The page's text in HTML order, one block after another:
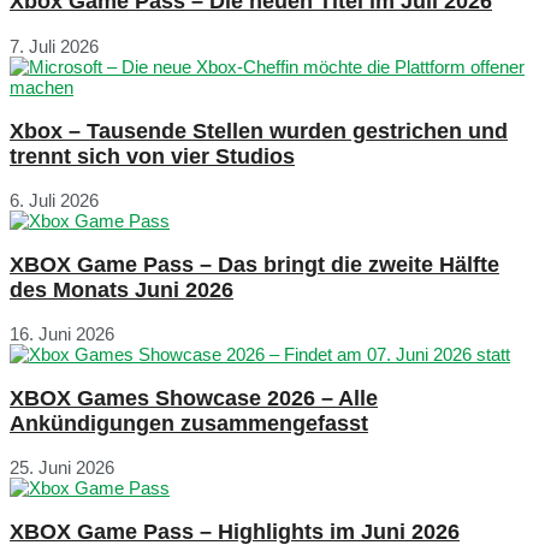
7. Juli 2026
Xbox – Tausende Stellen wurden gestrichen und
trennt sich von vier Studios
6. Juli 2026
XBOX Game Pass – Das bringt die zweite Hälfte
des Monats Juni 2026
16. Juni 2026
XBOX Games Showcase 2026 – Alle
Ankündigungen zusammengefasst
25. Juni 2026
XBOX Game Pass – Highlights im Juni 2026